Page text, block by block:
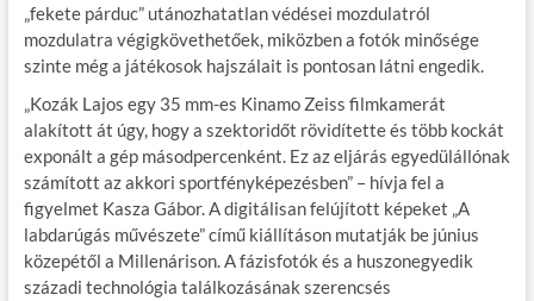
„fekete párduc” utánozhatatlan védései mozdulatról
mozdulatra végigkövethetőek, miközben a fotók minősége
szinte még a játékosok hajszálait is pontosan látni engedik.
„Kozák Lajos egy 35 mm-es Kinamo Zeiss filmkamerát
alakított át úgy, hogy a szektoridőt rövidítette és több kockát
exponált a gép másodpercenként. Ez az eljárás egyedülállónak
számított az akkori sportfényképezésben” – hívja fel a
figyelmet Kasza Gábor. A digitálisan felújított képeket „A
labdarúgás művészete” című kiállításon mutatják be június
közepétől a Millenárison. A fázisfotók és a huszonegyedik
századi technológia találkozásának szerencsés